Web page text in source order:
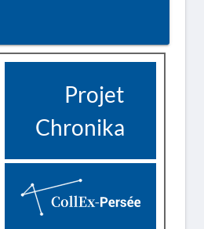
Projet
Chronika